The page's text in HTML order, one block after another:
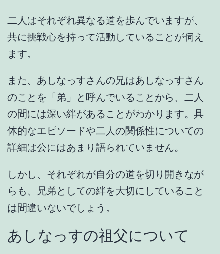
二人はそれぞれ異なる道を歩んでいますが、
共に挑戦心を持って活動していることが伺え
ます。
また、あしなっすさんの兄はあしなっすさん
のことを「弟」と呼んでいることから、二人
の間には深い絆があることがわかります。具
体的なエピソードや二人の関係性についての
詳細は公にはあまり語られていません。
しかし、それぞれが自分の道を切り開きなが
らも、兄弟としての絆を大切にしていること
は間違いないでしょう。
あしなっすの祖父について